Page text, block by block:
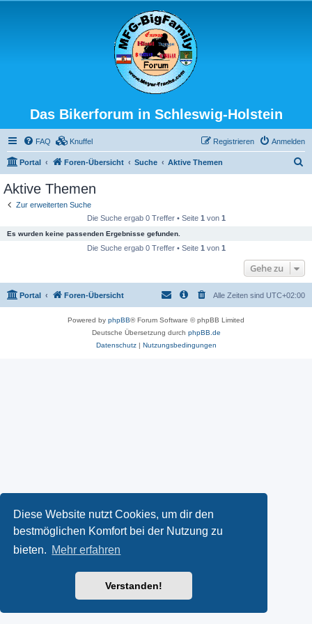
Diese Website nutzt Cookies, um dir den
bestmöglichen Komfort bei der Nutzung zu
bieten. Mehr erfahren
Verstanden!
Das Bikerforum in Schleswig-Holstein
FAQ Knuffel Anmelden
Registrieren
Portal Foren-Übersicht Suche Aktive Themen
Aktive Themen
Zur erweiterten Suche
Die Suche ergab 0 Treffer • Seite 1 von 1
Es wurden keine passenden Ergebnisse gefunden.
Die Suche ergab 0 Treffer • Seite 1 von 1
Gehe zu
Portal Foren-Übersicht Alle Zeiten sind UTC+02:00
Powered by phpBB® Forum Software © phpBB Limited
Deutsche Übersetzung durch phpBB.de
Datenschutz| Nutzungsbedingungen